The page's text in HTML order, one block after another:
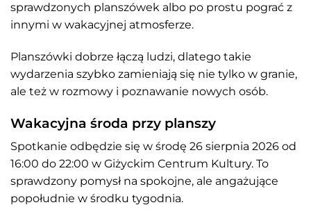
sprawdzonych planszówek albo po prostu pograć z
innymi w wakacyjnej atmosferze.
Planszówki dobrze łączą ludzi, dlatego takie
wydarzenia szybko zamieniają się nie tylko w granie,
ale też w rozmowy i poznawanie nowych osób.
Wakacyjna środa przy planszy
Spotkanie odbędzie się w środę 26 sierpnia 2026 od
16:00 do 22:00 w Giżyckim Centrum Kultury. To
sprawdzony pomysł na spokojne, ale angażujące
popołudnie w środku tygodnia.